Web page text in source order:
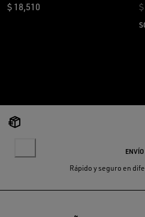
$ 18,510
precio actual $ 18,510
ENVÍO
Rápido y seguro en